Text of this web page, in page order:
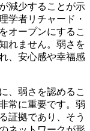
減少することが示
学者リチャード・
オープンにするこ
れません。弱さを
、安心感や幸福感
、弱さを認めるこ
常に重要です。弱
証拠であり、そう